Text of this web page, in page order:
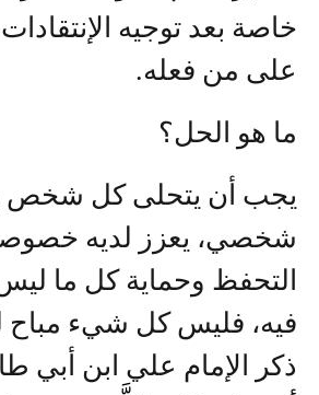
خاصة بعد توجيه
على من فعله.
ما هو الحل؟
يجب أن يتحلى كل شخص
شخصي، يعزز لديه
التحفظ وحماية كل ما
فيه، فليس كل شيء مباح
ذكر الإمام علي ابن أبي